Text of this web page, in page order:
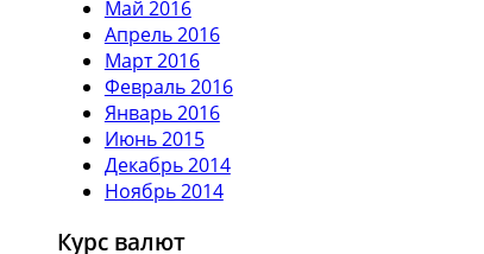
Май 2016
Апрель 2016
Март 2016
Февраль 2016
Январь 2016
Июнь 2015
Декабрь 2014
Ноябрь 2014
Курс валют